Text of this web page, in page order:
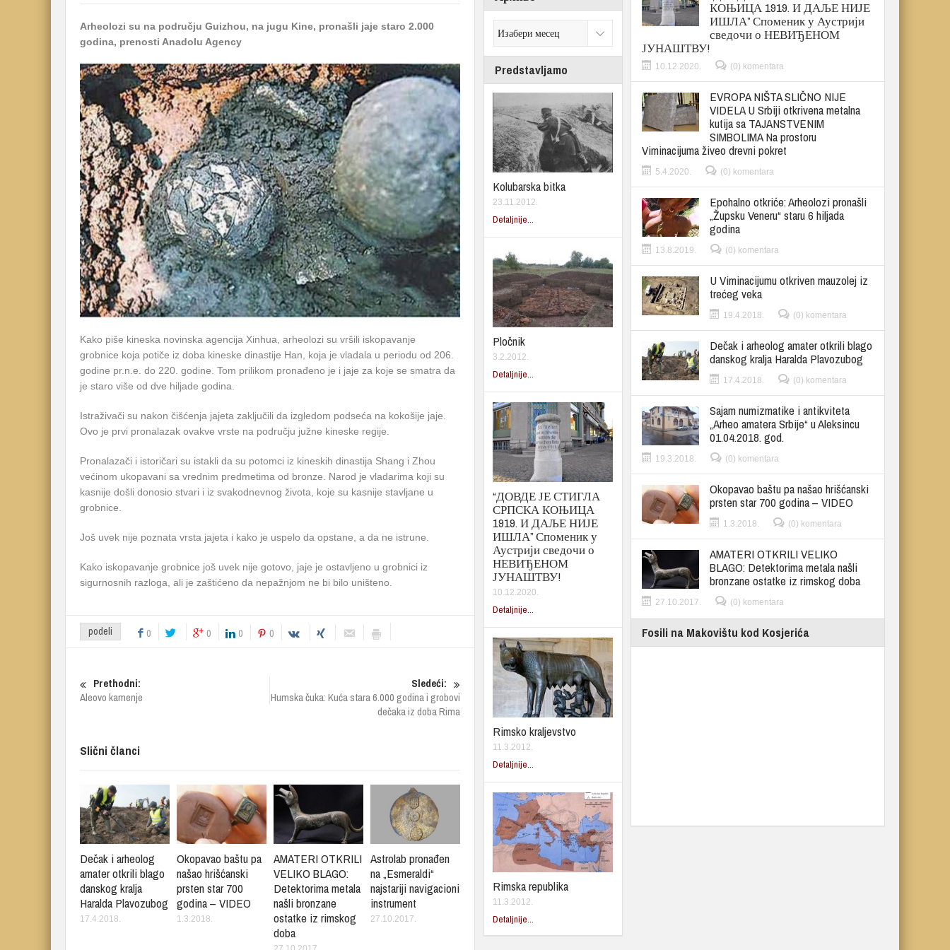
Arheolozi su na području Guizhou, na jugu Kine, pronašli jaje staro 2.000
godina, prenosti Anadolu Agency
Kako piše kineska novinska agencija Xinhua, arheolozi su vršili iskopavanje
grobnice koja potiče iz doba kineske dinastije Han, koja je vladala u periodu od 206.
godine pr.n.e. do 220. godine. Tom prilikom pronađeno je i jaje za koje se smatra da
je staro više od dve hiljade godina.
Istraživači su nakon čišćenja jajeta zaključili da izgledom podseća na kokošije jaje.
Ovo je prvi pronalazak ovakve vrste na području južne kineske regije.
Pronalazači i istoričari su istakli da su potomci iz kineskih dinastija Shang i Zhou
većinom ukopavani sa vrednim predmetima od bronze. Narod je vladarima koji su
kasnije došli donosio stvari i iz svakodnevnog života, koje su kasnije stavljane u
grobnice.
Još uvek nije poznata vrsta jajeta i kako je uspelo da opstane, a da ne istrune.
Kako iskopavanje grobnice još uvek nije gotovo, jaje je ostavljeno u grobnici iz
sigurnosnih razloga, ali je zaštićeno da nepažnjom ne bi bilo uništeno.
podeli 0 0 0 0
Prethodni:
Aleovo kamenje
Sledeći:
Humska čuka: Kuća stara 6.000 godina i grobovi
dečaka iz doba Rima
Slični članci
Dečak i arheolog
amater otkrili blago
danskog kralja
Haralda Plavozubog
17.4.2018.
Okopavao baštu pa
našao hrišćanski
prsten star 700
godina – VIDEO
1.3.2018.
AMATERI OTKRILI
VELIKO BLAGO:
Detektorima metala
našli bronzane
ostatke iz rimskog
doba
Astrolab pronađen
na „Esmeraldi“
najstariji navigacioni
instrument
27.10.2017.
Predstavljamo
Kolubarska bitka
23.11.2012.
Detaljnije...
Pločnik
3.2.2012.
Detaljnije...
“ДОВДЕ ЈЕ СТИГЛА
СРПСКА КОЊИЦА
1919. И ДАЉЕ НИЈЕ
ИШЛА” Споменик у
Аустрији сведочи о
НЕВИЂЕНОМ
ЈУНАШТВУ!
10.12.2020.
Detaljnije...
Rimsko kraljevstvo
11.3.2012.
Detaljnije...
Rimska republika
11.3.2012.
Detaljnije...
КОЊИЦА 1919. И ДАЉЕ НИЈЕ
ИШЛА” Споменик у Аустрији
сведочи о НЕВИЂЕНОМ
ЈУНАШТВУ!
10.12.2020. (0) komentara
EVROPA NIŠTA SLIČNO NIJE
VIDELA U Srbiji otkrivena metalna
kutija sa TAJANSTVENIM
SIMBOLIMA Na prostoru
Viminacijuma živeo drevni pokret
5.4.2020. (0) komentara
Epohalno otkriće: Arheolozi pronašli
„Župsku Veneru“ staru 6 hiljada
godina
13.8.2019. (0) komentara
U Viminacijumu otkriven mauzolej iz
trećeg veka
19.4.2018. (0) komentara
Dečak i arheolog amater otkrili blago
danskog kralja Haralda Plavozubog
17.4.2018. (0) komentara
Sajam numizmatike i antikviteta
„Arheo amatera Srbije“ u Aleksincu
01.04.2018. god.
19.3.2018. (0) komentara
Okopavao baštu pa našao hrišćanski
prsten star 700 godina – VIDEO
1.3.2018. (0) komentara
AMATERI OTKRILI VELIKO
BLAGO: Detektorima metala našli
bronzane ostatke iz rimskog doba
27.10.2017. (0) komentara
Fosili na Makovištu kod Kosjerića